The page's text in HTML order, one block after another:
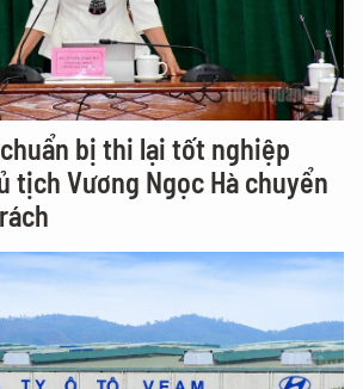
bị thi lại tốt nghiệp
tịch Vương Ngọc Hà chuyển